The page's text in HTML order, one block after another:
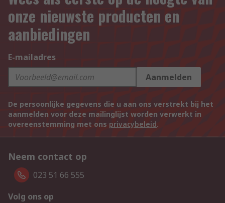
onze nieuwste producten en
aanbiedingen
E-mailadres
Aanmelden
De persoonlijke gegevens die u aan ons verstrekt bij het
aanmelden voor deze mailinglijst worden verwerkt in
overeenstemming met ons privacybeleid.
Neem contact op
023 51 66 555
Volg ons op